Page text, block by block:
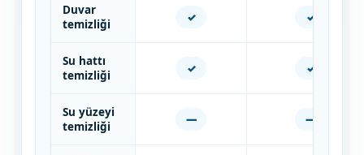
Duvar
temizliği
✓ ✓
Su hattı
temizliği
✓ ✓
Su yüzeyi
temizliği
— —